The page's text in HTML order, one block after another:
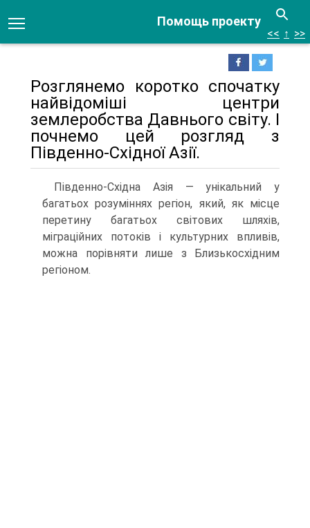
Помощь проекту
<< ↑ >>
Розглянемо коротко спочатку
найвідоміші центри
землеробства Давнього світу. І
почнемо цей розгляд з
Південно-Східної Азії.
Південно-Східна Азія — унікальний у
багатьох розуміннях регіон, який, як місце
перетину багатьох світових шляхів,
міграційних потоків і культурних впливів,
можна порівняти лише з Близькосхідним
регіоном.